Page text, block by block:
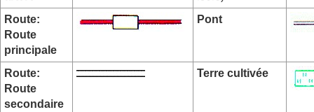
Route:
Route
principale
Pont
Route:
Route
secondaire
Terre cultivée